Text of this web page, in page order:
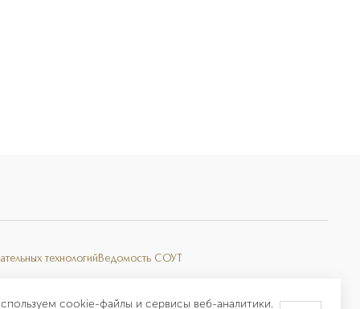
cookie-файлы и сервисы веб-аналитики.
технологий Ведомость СОУТ